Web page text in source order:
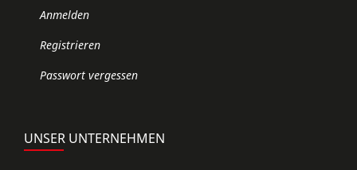
Anmelden
Registrieren
Passwort vergessen
UNSER UNTERNEHMEN